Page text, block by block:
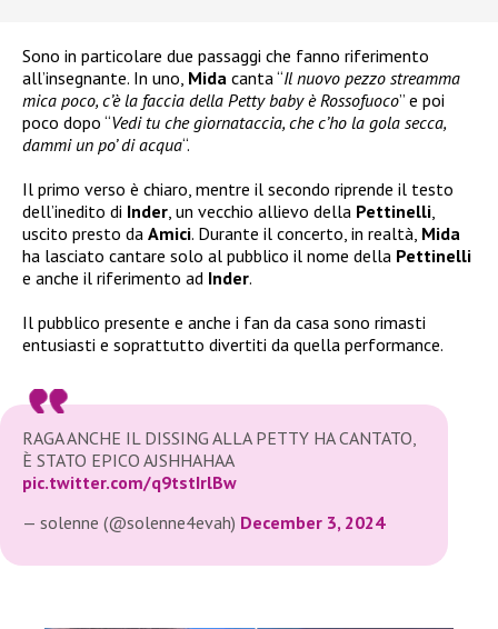
Sono in particolare due passaggi che fanno riferimento
all’insegnante. In uno, Mida canta “Il nuovo pezzo streamma
mica poco, c’è la faccia della Petty baby è Rossofuoco” e poi
poco dopo “Vedi tu che giornataccia, che c’ho la gola secca,
dammi un po’ di acqua“.
Il primo verso è chiaro, mentre il secondo riprende il testo
dell’inedito di Inder , un vecchio allievo della Pettinelli
uscito presto da Amici. Durante il concerto, in realtà, Mida
ha lasciato cantare solo al pubblico il nome della Pettinelli
e anche il riferimento ad Inder.
Il pubblico presente e anche i fan da casa sono rimasti
entusiasti e soprattutto divertiti da quella performance.
RAGA ANCHE IL DISSING ALLA PETTY HA CANTATO,
È STATO EPICO AJSHHAHAA
pic.twitter.com/q9tstIrlBw
— solenne (@solenne4evah) December 3, 2024